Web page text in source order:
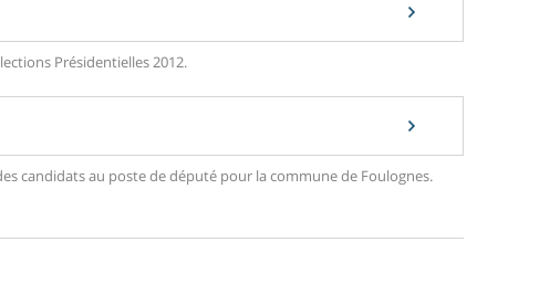
Présidentielles 2012.
candidats au poste de député pour la commune de Foulognes.